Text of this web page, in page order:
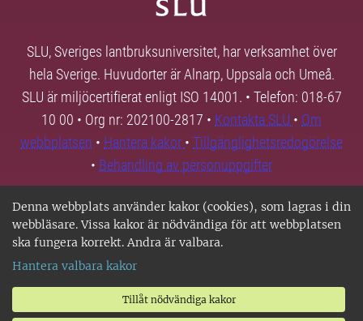
Denna webbplats använder kakor (cookies), som lagras i din
webbläsare. Vissa kakor är nödvändiga för att webbplatsen
ska fungera korrekt. Andra är valbara.
Hantera valbara kakor
Tillåt nödvändiga kakor
SLU, Sveriges lantbruksuniversitet, har verksamhet över
hela Sverige. Huvudorter är Alnarp, Uppsala och Umeå.
SLU är miljöcertifierat enligt ISO 14001. • Telefon: 018-67
10 00 • Org nr: 202100-2817 • Kontakta SLU • Om
webbplatsen • Hantera kakor • Tillgänglighetsredogörelse
• Behandling av personuppgifter